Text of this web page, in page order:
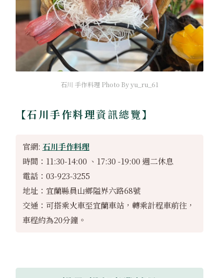
石川 手作料理 Photo By yu_ru_61
【石川手作料理資訊總覽】
官網: 石川手作料理
時間：11:30-14:00 、17:30 -19:00 週二休息
電話：03-923-3255
地址：宜蘭縣員山鄉隘界六路68號
交通：可搭乘火車至宜蘭車站，轉乘計程車前往，
車程約為20分鐘。